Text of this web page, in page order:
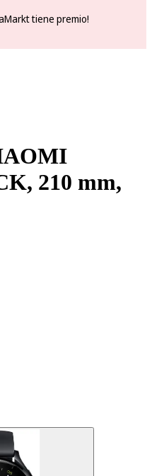
tiene premio!
210 mm,